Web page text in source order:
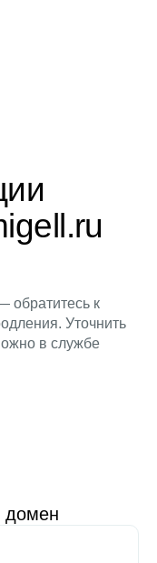
обратитесь к
Уточнить
в службе
домен